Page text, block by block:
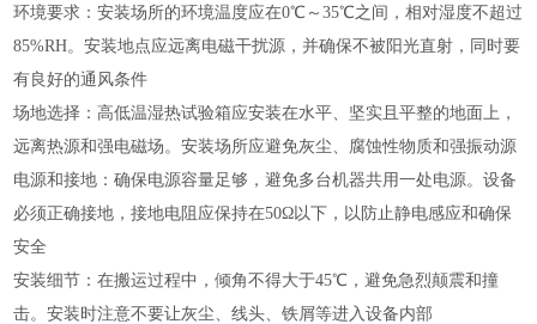
‌环境要求‌：安装场所的环境温度应在0℃～35℃之间，相对湿度不超过
85%RH。安装地点应远离电磁干扰源，并确保不被阳光直射，同时要
有良好的通风条件‌
场地选择‌：高低温湿热试验箱应安装在水平、坚实且平整的地面上，
远离热源和强电磁场。安装场所应避免灰尘、腐蚀性物质和强振动源‌
电源和接地‌：确保电源容量足够，避免多台机器共用一处电源。设备
必须正确接地，接地电阻应保持在50Ω以下，以防止静电感应和确保
安全‌
安装细节‌：在搬运过程中，倾角不得大于45℃，避免急烈颠震和撞
击。安装时注意不要让灰尘、线头、铁屑等进入设备内部‌